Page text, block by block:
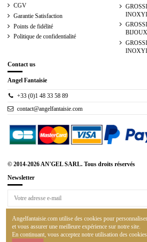
CGV
Garantie Satisfaction
Points de fidélité
Politique de confidentialité
BIJOUX
Contact us
Angel Fantaisie
+33 (0)1 48 33 58 89
contact@angelfantaisie.com
© 2014-2026 AN'GEL SARL. Tous droits réservés
Newsletter
trouverez pour cela nos informations de contact dans les
conditions d'utilisation du site.
Angelfantaisie.com utilise des cookies pour
et vous assurer une meilleure expérience sur notre site.
En continuant, vous acceptez notre utilisation des